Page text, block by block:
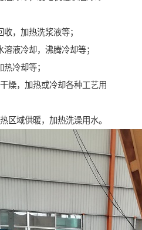
，加热洗浆液等；
液冷却，沸腾冷却等；
冷却等；
燥，加热或冷却各种工艺用
区域供暖，加热洗澡用水。